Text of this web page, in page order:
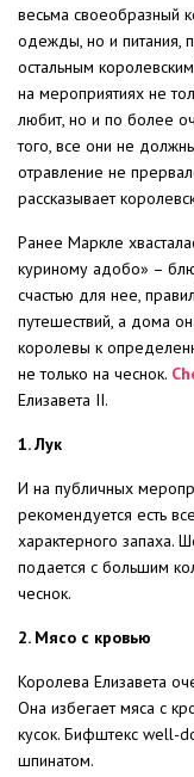
весьма своеобразный
одежды, но и питания,
остальным
на мероприятиях не
любит, но и по более
того, все они не
отравление не
рассказывает
Ранее Маркле
куриному адобо» –
счастью для нее,
путешествий, а дома
королевы к
не только на чеснок.
Елизавета II.
1. Лук
И на публичных
рекомендуется есть
характерного запаха.
подается с большим
чеснок.
2. Мясо с кровью
Королева Елизавета
Она избегает мяса с
кусок. Бифштекс well-
шпинатом.